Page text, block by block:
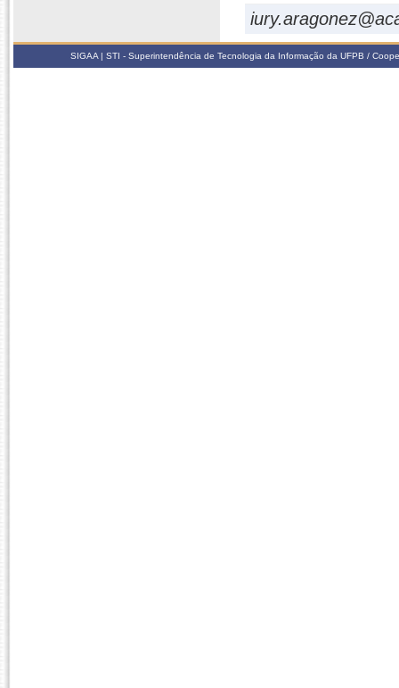
SIGAA | STI - Superintendência de Tecnologia da Informação da UFPB /